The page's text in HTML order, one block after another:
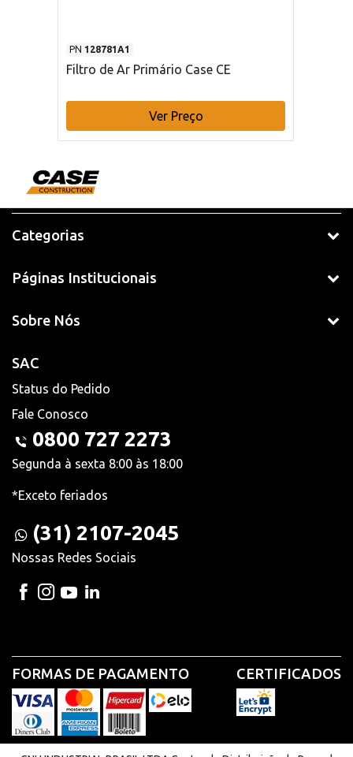
PN 128781A1
Filtro de Ar Primário Case CE
Ver Preço
Categorias
Páginas Institucionais
Sobre Nós
SAC
Status do Pedido
Fale Conosco
0800 727 2273
Segunda à sexta 8:00 às 18:00
*Exceto feriados
(31) 2107-2045
Nossas Redes Sociais
FORMAS DE PAGAMENTO CERTIFICADOS